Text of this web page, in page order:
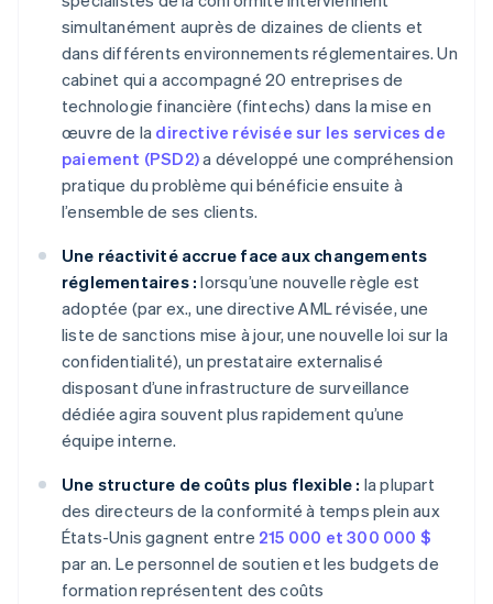
simultanément auprès de dizaines de clients et
dans différents environnements réglementaires. Un
cabinet qui a accompagné 20 entreprises de
technologie financière (fintechs) dans la mise en
œuvre de la directive révisée sur les services de
paiement (PSD2)a développé une compréhension
pratique du problème qui bénéficie ensuite à
l’ensemble de ses clients.
Une réactivité accrue face aux changements
réglementaires : lorsqu’une nouvelle règle est
adoptée (par ex., une directive AML révisée, une
liste de sanctions mise à jour, une nouvelle loi sur la
confidentialité), un prestataire externalisé
disposant d’une infrastructure de surveillance
dédiée agira souvent plus rapidement qu’une
équipe interne.
Une structure de coûts plus flexible : la plupart
des directeurs de la conformité à temps plein aux
États-Unis gagnent entre 215 000 et 300 000 $
par an. Le personnel de soutien et les budgets de
formation représentent des coûts